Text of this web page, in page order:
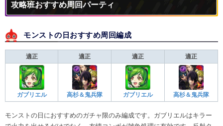
攻略班おすすめ周回パーティ
モンストの日おすすめ周回編成
適正 適正 適正 適正
ガブリエル 高杉＆鬼兵隊 ガブリエル 高杉＆鬼兵隊
モンストの日におすすめのガチャ限のみ編成です。ガブリエルはキラー